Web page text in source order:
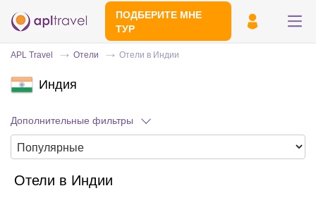
ПОДБЕРИТЕ МНЕ
ТУР
APL Travel Отели Отели в Индии
Индия
Дополнительные фильтры
Отели в Индии